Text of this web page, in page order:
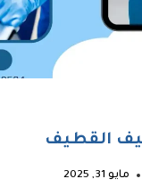
القطيف
مايو 31, 2025